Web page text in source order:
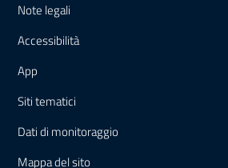
Note legali
Accessibilità
App
Siti tematici
Dati di monitoraggio
Mappadel sito